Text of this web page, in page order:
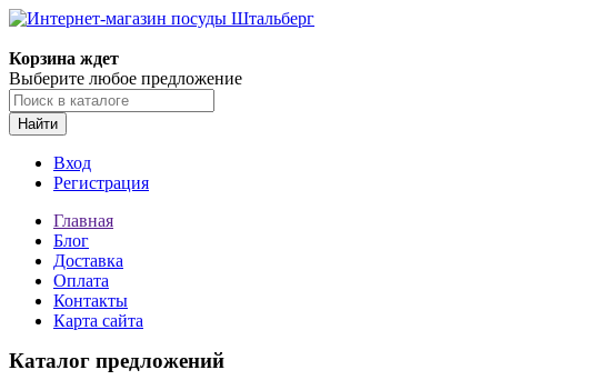
Корзина ждет
Выберите любое предложение
Найти
Вход
Регистрация
Главная
Блог
Доставка
Оплата
Контакты
Карта сайта
Каталог предложений